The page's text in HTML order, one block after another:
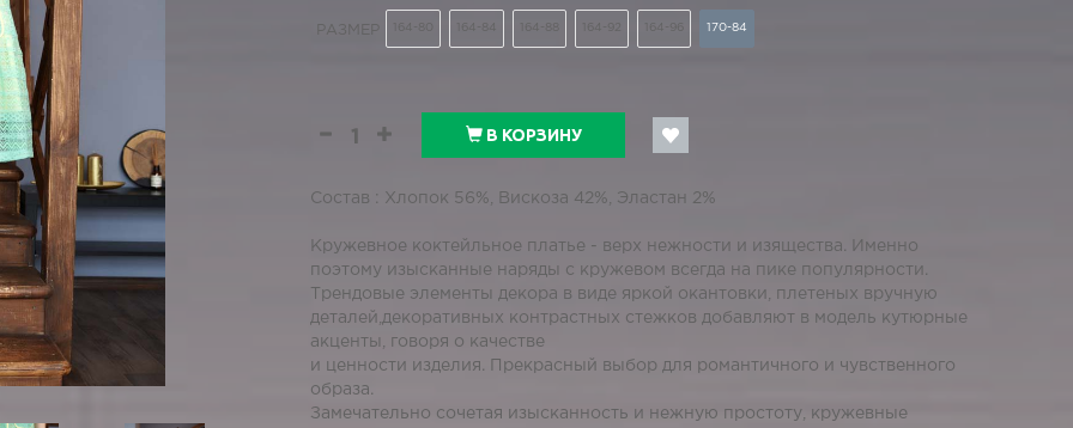
РАЗМЕР 164-84 164-88 164-92 170-84
В КОРЗИНУ
Состав : Хлопок 56%, Вискоза 42%, Эластан 2%
Кружевное коктейльное платье - верх нежности и изящества. Именно
поэтому изысканные наряды с кружевом всегда на пике популярности.
Трендовые элементы декора в виде яркой окантовки, плетеных вручную
деталей,декоративных контрастных стежков добавляют в модель кутюрные
акценты, говоря о качестве
и ценности изделия. Прекрасный выбор для романтичного и чувственного
образа.
Замечательно сочетая изысканность и нежную простоту, кружевные